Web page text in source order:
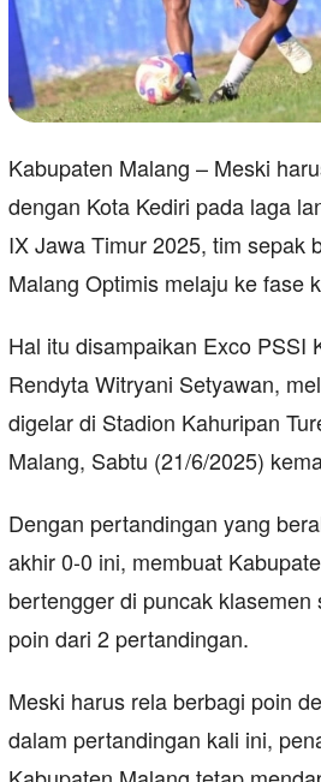
Kabupaten Malang – Meski
dengan Kota Kediri pada laga
IX Jawa Timur 2025, tim sepak
Malang Optimis melaju ke fase
Hal itu disampaikan Exco PSSI
Rendyta Witryani Setyawan,
digelar di Stadion Kahuripan
Malang, Sabtu (21/6/2025)
Dengan pertandingan yang
akhir 0-0 ini, membuat
bertengger di puncak
poin dari 2 pertandingan.
Meski harus rela berbagi poin
dalam pertandingan kali ini,